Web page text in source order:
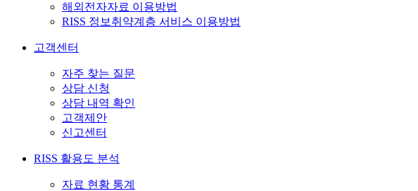
해외전자자료 이용방법
RISS 정보취약계층 서비스 이용방법
고객센터
자주 찾는 질문
상담 신청
상담 내역 확인
고객제안
신고센터
RISS 활용도 분석
자료 현황 통계